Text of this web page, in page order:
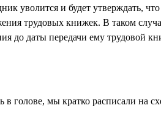
уволится и будет утверждать,
трудовых книжек. В таком
до даты передачи ему трудовой
голове, мы кратко расписали на